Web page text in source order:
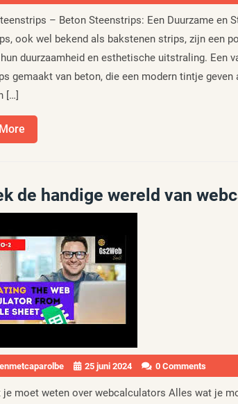
– Beton Steenstrips: Een Duurzame en
ook wel bekend als bakstenen strips, zijn een
duurzaamheid en esthetische uitstraling. Een
gemaakt van beton, die een modern tintje
[…]
More
de handige wereld van
25 juni 2024 0 Comments
moet weten over webcalculators Alles wat je